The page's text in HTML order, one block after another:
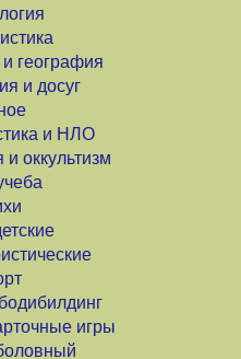
география
и досуг
и НЛО
и оккультизм
игры